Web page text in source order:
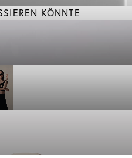
KÖNNTE